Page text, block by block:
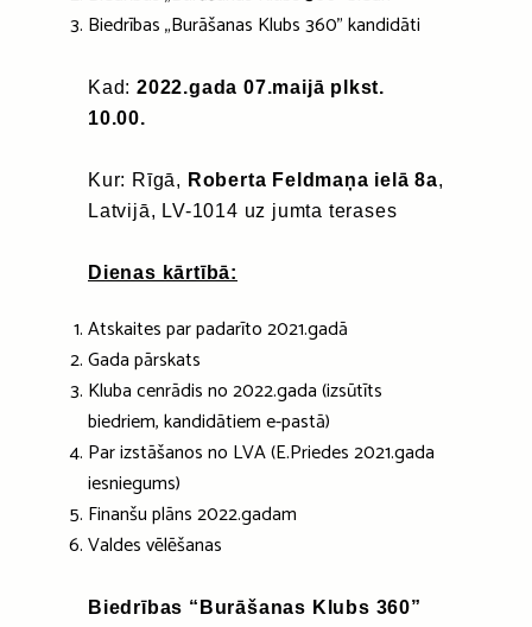
Biedrības „Burāšanas Klubs 360” kandidāti
Kad: 2022.gada 07.maijā plkst.
10.00.
Kur: Rīgā, Roberta Feldmaņa ielā 8a,
Latvijā, LV-1014 uz jumta terases
Dienas kārtībā:
Atskaites par padarīto 2021.gadā
Gada pārskats
Kluba cenrādis no 2022.gada (izsūtīts
biedriem, kandidātiem e-pastā)
Par izstāšanos no LVA (E.Priedes 2021.gada
iesniegums)
Finanšu plāns 2022.gadam
Valdes vēlēšanas
Biedrības “Burāšanas Klubs 360”